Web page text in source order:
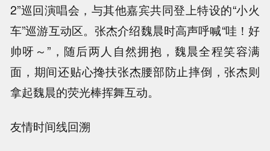
2”巡回演唱会，与其他嘉宾共同登上特设的“小火
车”巡游互动区。张杰介绍魏晨时高声呼喊“哇！好
帅呀～”，随后两人自然拥抱，魏晨全程笑容满
面，期间还贴心搀扶张杰腰部防止摔倒，张杰则
拿起魏晨的荧光棒挥舞互动。
友情时间线回溯